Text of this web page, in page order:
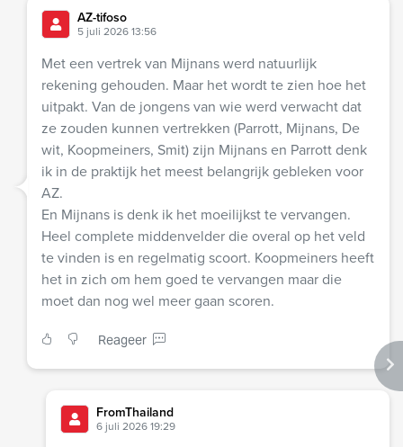
AZ-tifoso
5 juli 2026 13:56
Met een vertrek van Mijnans werd natuurlijk
rekening gehouden. Maar het wordt te zien hoe het
uitpakt. Van de jongens van wie werd verwacht dat
ze zouden kunnen vertrekken (Parrott, Mijnans, De
wit, Koopmeiners, Smit) zijn Mijnans en Parrott denk
ik in de praktijk het meest belangrijk gebleken voor
AZ.
En Mijnans is denk ik het moeilijkst te vervangen.
Heel complete middenvelder die overal op het veld
te vinden is en regelmatig scoort. Koopmeiners heeft
het in zich om hem goed te vervangen maar die
moet dan nog wel meer gaan scoren.
Reageer
FromThailand
6 juli 2026 19:29